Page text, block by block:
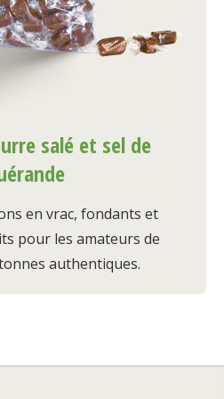
salé et sel de
en vrac, fondants et
pour les amateurs de
authentiques.